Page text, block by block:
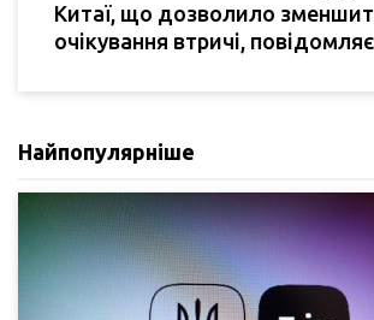
Китаї, що дозволило
очікування втричі,
Найпопулярніше